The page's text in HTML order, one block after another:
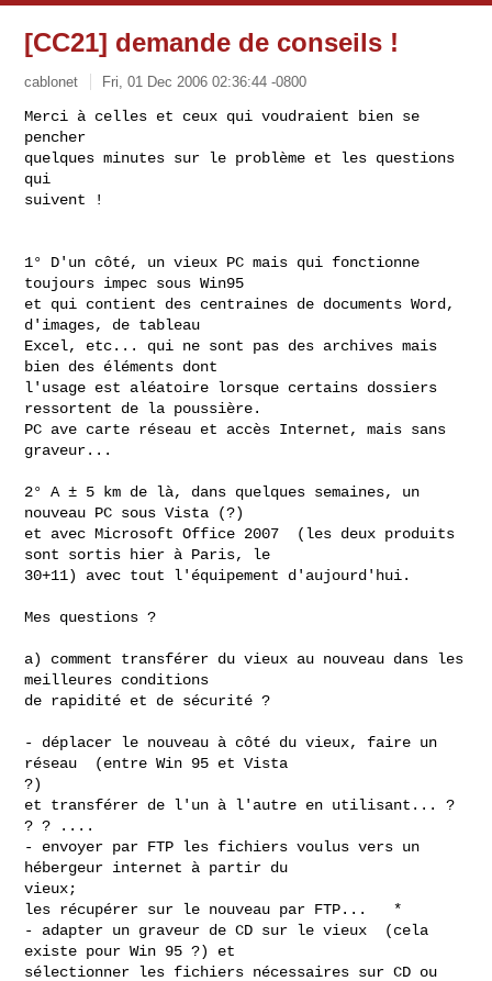
[CC21] demande de conseils !
cablonet Fri, 01 Dec 2006 02:36:44 -0800
Merci à celles et ceux qui voudraient bien se
pencher
quelques minutes sur le problème et les questions
qui
suivent !
1° D'un côté, un vieux PC mais qui fonctionne
toujours impec sous Win95
et qui contient des centraines de documents Word,
d'images, de tableau
Excel, etc... qui ne sont pas des archives mais
bien des éléments dont
l'usage est aléatoire lorsque certains dossiers
ressortent de la poussière.
PC ave carte réseau et accès Internet, mais sans
graveur...
2° A ± 5 km de là, dans quelques semaines, un
nouveau PC sous Vista (?)
et avec Microsoft Office 2007  (les deux produits
sont sortis hier à Paris, le
30+11) avec tout l'équipement d'aujourd'hui.
Mes questions ?
a) comment transférer du vieux au nouveau dans les
meilleures conditions
de rapidité et de sécurité ?
- déplacer le nouveau à côté du vieux, faire un
réseau  (entre Win 95 et Vista
?)
et transférer de l'un à l'autre en utilisant... ?
? ? ....
- envoyer par FTP les fichiers voulus vers un
hébergeur internet à partir du
vieux;
les récupérer sur le nouveau par FTP...   *
- adapter un graveur de CD sur le vieux  (cela
existe pour Win 95 ?) et
sélectionner les fichiers nécessaires sur CD ou